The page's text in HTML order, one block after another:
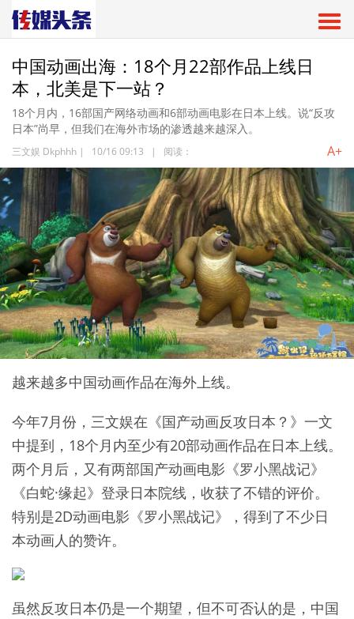
中国动画出海：18个月22部作品上线日
本，北美是下一站？
18个月内，16部国产网络动画和6部动画电影在日本上线。说“反攻
日本”尚早，但我们在海外市场的渗透越来越深入。
三文娱 Dkphhh | 10/16 09:13 | 阅读： A+
越来越多中国动画作品在海外上线。
今年7月份，三文娱在《国产动画反攻日本？》一文
中提到，18个月内至少有20部动画作品在日本上线。
两个月后，又有两部国产动画电影《罗小黑战记》
《白蛇·缘起》登录日本院线，收获了不错的评价。
特别是2D动画电影《罗小黑战记》，得到了不少日
本动画人的赞许。
虽然反攻日本仍是一个期望，但不可否认的是，中国